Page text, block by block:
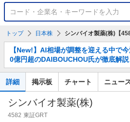
サ
銘
検
トップ 日本株 シンバイオ製薬(株)【
知
ら
せ
【New!】AI相場が調整を迎える中で
0億円超のDAIBOUCHOU氏が徹底解説
詳細 掲示板 チャート ニュー
シンバイオ製薬(株)
4582 東証GRT